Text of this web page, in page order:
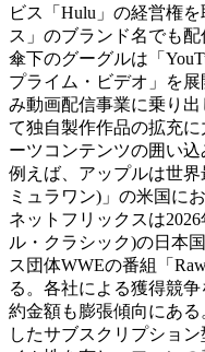
ビス「Hulu」の経営権
ス」のブランド名でも
傘下のグーグルは「
プライム・ビデオ」を
み動画配信事業に乗り
て独自製作作品の拡充
ーツコンテンツの囲い込
例えば、アップルは世
ミュラワン)」の米国に
ネットフリックスは
ル・クラシック)の日本
ス団体WWEの番組「
る。各社による獲得競
約金額も膨張傾向にあ
したサブスクリプショ